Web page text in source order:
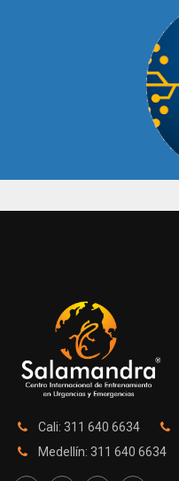
Cali: 311 640 6634
Medellín: 311 640 6634